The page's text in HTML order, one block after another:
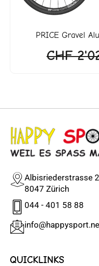
PRICE Gravel
CHF
Albisriederstrasse
8047 Zürich
044 - 401 58 88
QUICKLINKS